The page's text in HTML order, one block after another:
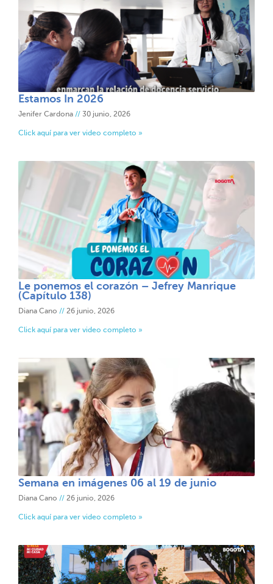
Estamos In 2026
Jenifer Cardona 30 junio, 2026
Click aquí para ver video completo »
Le ponemos el corazón – Jefrey Manrique
(Capítulo 138)
Diana Cano 26 junio, 2026
Click aquí para ver video completo »
Semana en imágenes 06 al 19 de junio
Diana Cano 26 junio, 2026
Click aquí para ver video completo »